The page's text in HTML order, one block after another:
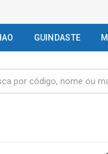
GUINDASTE